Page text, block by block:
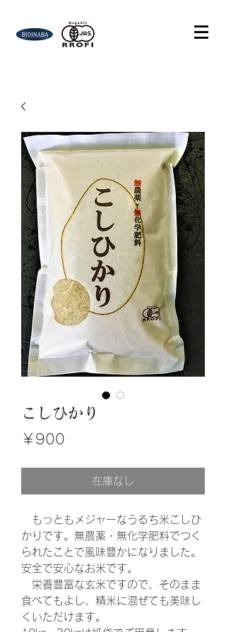
こしひかり
￥900
在庫なし
もっともメジャーなうるち米こしひ
かりです。無農薬・無化学肥料でつく
られたことで風味豊かになりました。
安全で安心なお米です。
​ 栄養豊富な玄米ですので、そのまま
食べてもよし、精米に混ぜても美味し
くいただけます。​